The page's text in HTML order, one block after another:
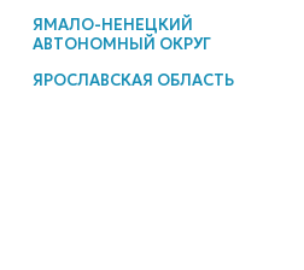
ЯМАЛО-НЕНЕЦКИЙ
АВТОНОМНЫЙ ОКРУГ
ЯРОСЛАВСКАЯ ОБЛАСТЬ